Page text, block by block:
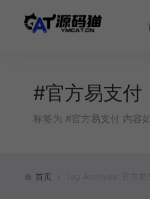
#官方易支付
标签为 #官方易支付 内容
首页